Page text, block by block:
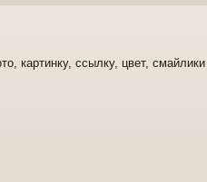
картинку, ссылку, цвет,